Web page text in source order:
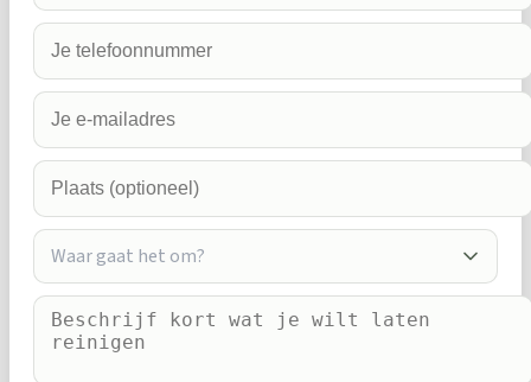
Waar gaat het om?